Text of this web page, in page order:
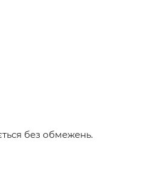
без обмежень.